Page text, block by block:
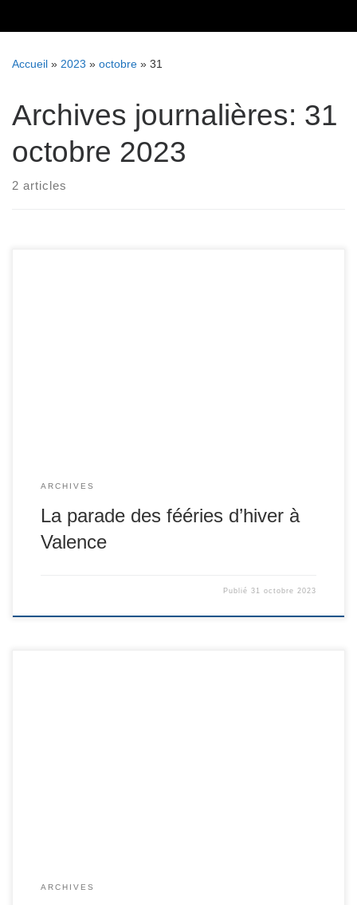
Accueil » 2023 » octobre » 31
Archives journalières: 31
octobre 2023
2 articles
ARCHIVES
La parade des fééries d’hiver à
Valence
Publié31 octobre 2023
ARCHIVES